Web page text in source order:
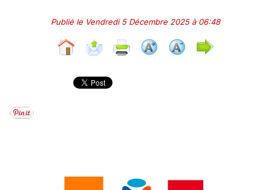
Publié le Vendredi 5 Décembre 2025 à 06:48